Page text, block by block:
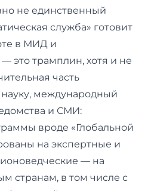
не единственный
служба» готовит
в МИД и
это трамплин, хотя и не
часть
международный
и СМИ:
вроде «Глобальной
на экспертные и
— на
странам, в том числе с